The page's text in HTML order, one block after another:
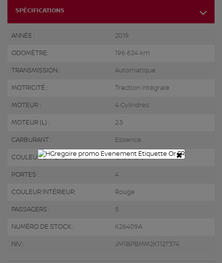
SPÉCIFICATIONS
ANNÉE : 2019
ODOMÈTRE: 196 624 km
TRANSMISSION : Automatique
MOTRICITÉ : Traction intégrale
MOTEUR : 4 Cylindres
MOTEUR (L) : 2.5
CARBURANT : Essence
COULEUR EXTÉRIEUR : Gris (45P)
PORTES : 4
COULEUR INTÉRIEUR: Rouge
PASSAGERS : 5
NUMÉRO DE STOCK : K26409A
NIV : JM1BPBMM2K1127374
×